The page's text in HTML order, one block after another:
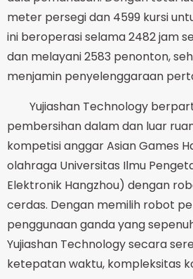
meter persegi dan 4599 kursi
ini beroperasi selama 2482 jam
dan melayani 2583 penonton,
menjamin penyelenggaraan
Yujiashan Technology
pembersihan dalam dan luar
kompetisi anggar Asian Games
olahraga Universitas Ilmu
Elektronik Hangzhou) dengan
cerdas. Dengan memilih robot
penggunaan ganda yang
Yujiashan Technology secara
ketepatan waktu, kompleksitas